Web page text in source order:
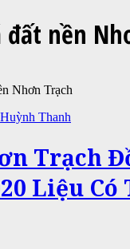
đất nền
Nhơn Trạch
Huỳnh Thanh
Trạch
Liệu Có